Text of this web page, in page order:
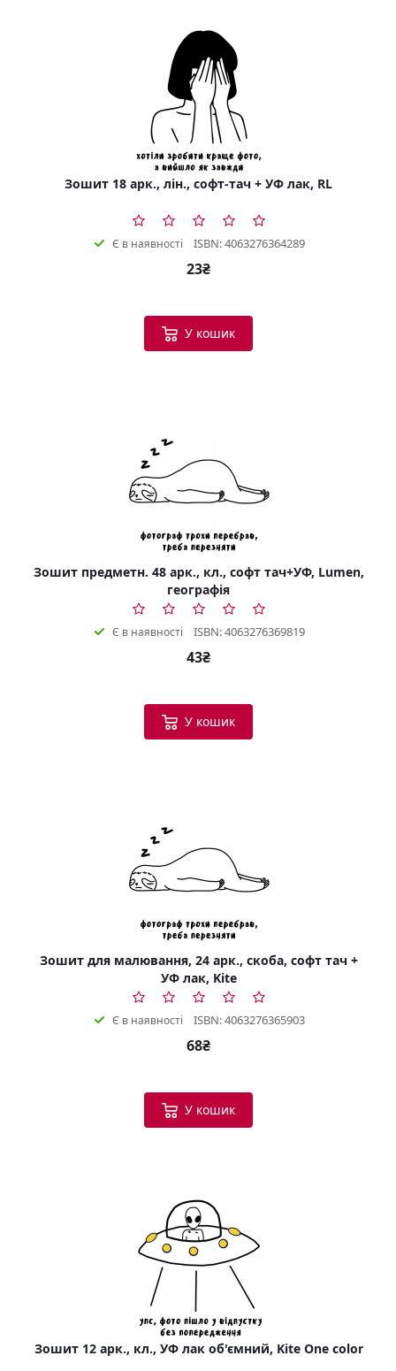
Зошит 18 арк., лін., софт-тач + УФ лак, RL
Є в наявності ISBN: 4063276364289
23₴
У кошик
Зошит предметн. 48 арк., кл., софт тач+УФ, Lumen,
географія
Є в наявності ISBN: 4063276369819
43₴
У кошик
Зошит для малювання, 24 арк., скоба, софт тач +
УФ лак, Kite
Є в наявності ISBN: 4063276365903
68₴
У кошик
Зошит 12 арк., кл., УФ лак об'ємний, Kite One color